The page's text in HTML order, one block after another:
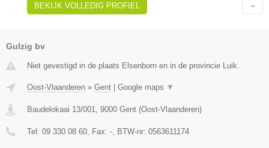
BEKIJK VOLLEDIG PROFIEL
Gulzig bv
Niet gevestigd in de plaats Elsenborn en in de provincie Luik.
Oost-Vlaanderen » Gent Google maps ▼
Baudelokaai 13/001 9000 Gent (Oost-Vlaanderen)
Tel: 09 330 08 60 , Fax: - , BTW-nr: 0563611174